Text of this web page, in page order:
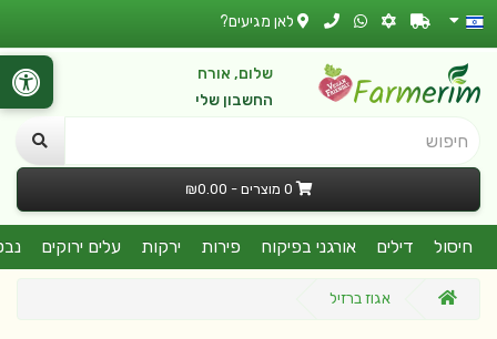
לאן מגיעים?
שלום, אורח
החשבון שלי
חיפוש
0 מוצרים - ₪0.00
חיסול דילים אורגני בפיקוח פירות ירקות עלים ירוקים
אגוז ברזיל